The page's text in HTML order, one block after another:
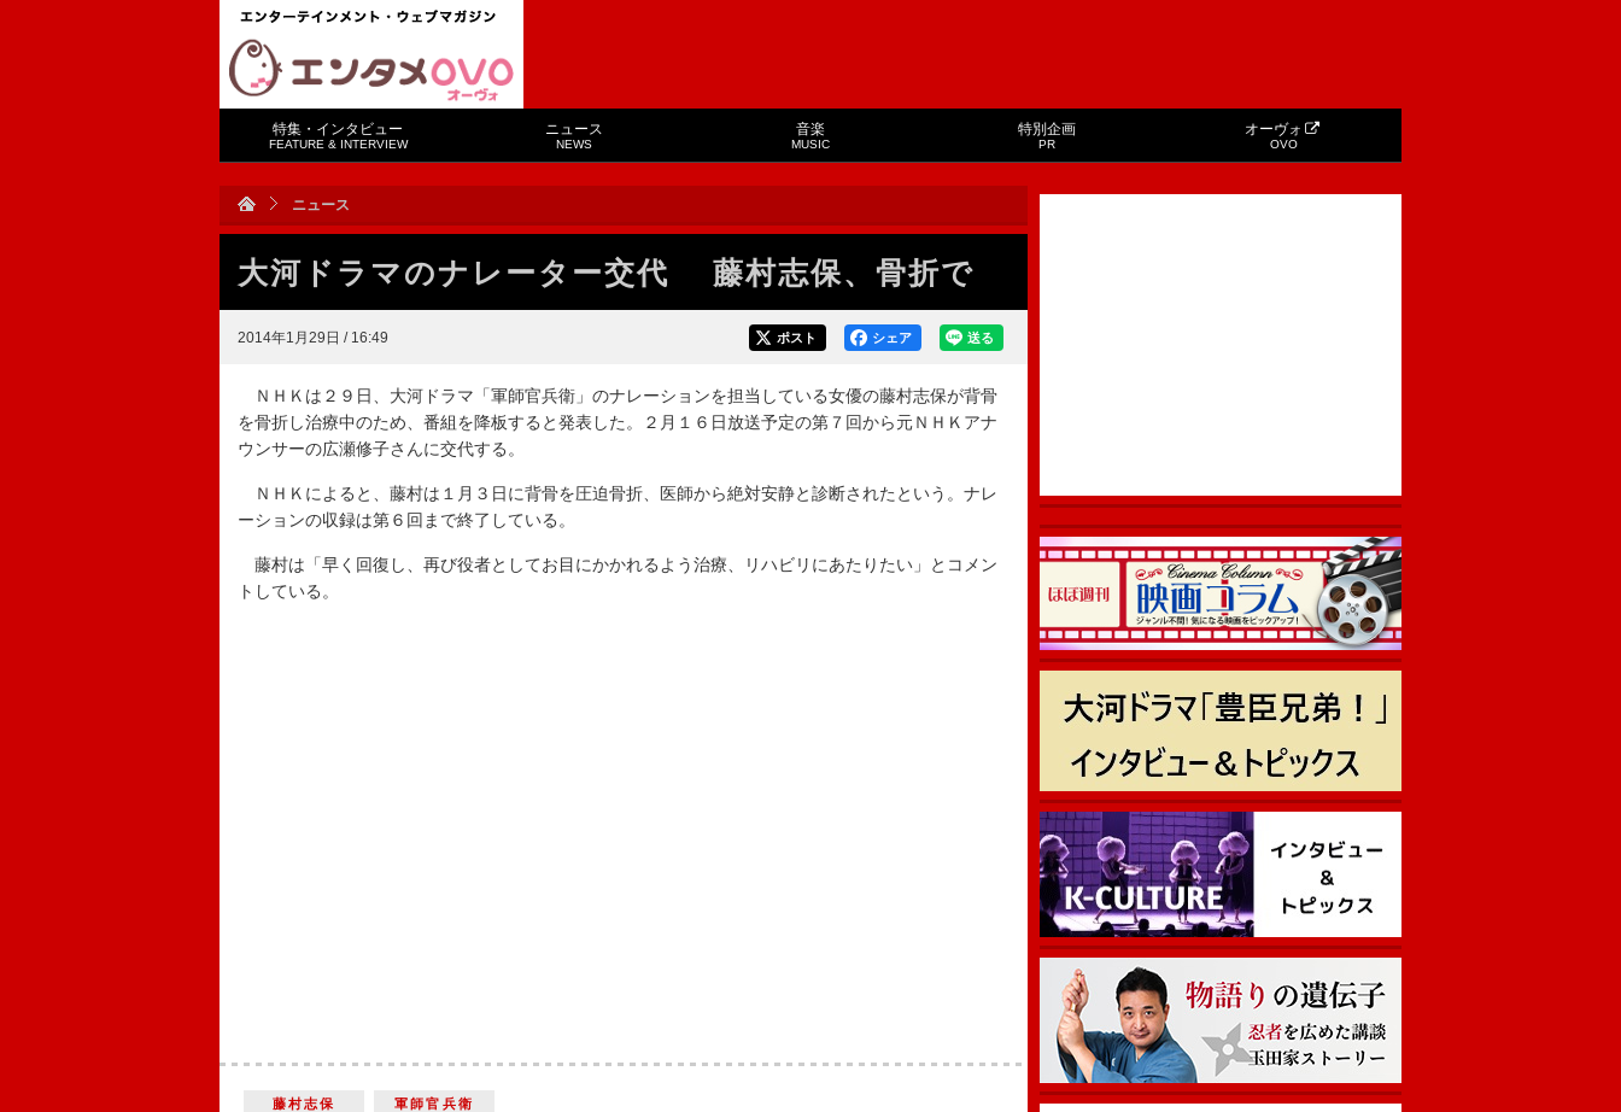
特集・インタビュー
FEATURE & INTERVIEW
ニュース
NEWS
音楽
MUSIC
特別企画
PR
オーヴォ
OVO
ニュース
大河ドラマのナレーター交代 藤村志保、骨折で
2014年1月29日 / 16:49 送る
シェア
ポスト
ＮＨＫは２９日、大河ドラマ「軍師官兵衛」のナレーションを担当している女優の藤村志保が背骨
を骨折し治療中のため、番組を降板すると発表した。２月１６日放送予定の第７回から元ＮＨＫアナ
ウンサーの広瀬修子さんに交代する。
ＮＨＫによると、藤村は１月３日に背骨を圧迫骨折、医師から絶対安静と診断されたという。ナレ
ーションの収録は第６回まで終了している。
藤村は「早く回復し、再び役者としてお目にかかれるよう治療、リハビリにあたりたい」とコメン
トしている。
藤村志保 軍師官兵衛